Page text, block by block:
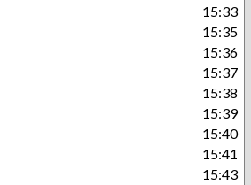
15:33
15:35
15:36
15:37
15:38
15:39
15:40
15:41
15:43